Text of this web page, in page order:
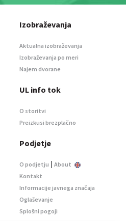
Izobraževanja
Aktualna izobraževanja
Izobraževanja po meri
Najem dvorane
UL info tok
O storitvi
Preizkusi brezplačno
Podjetje
O podjetju | About
Kontakt
Informacije javnega značaja
Oglaševanje
Splošni pogoji